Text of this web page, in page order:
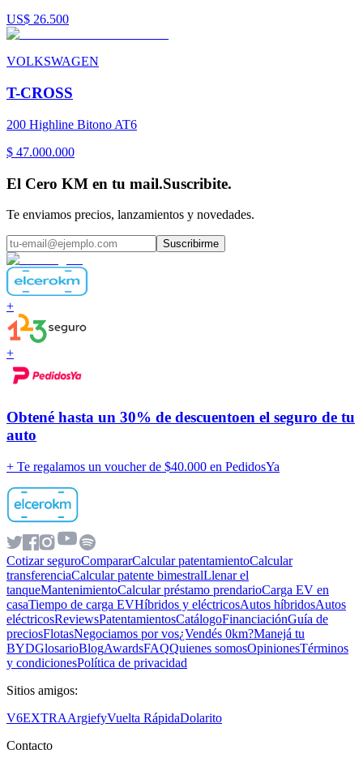
US$ 26.500
VOLKSWAGEN
T-CROSS
200 Highline Bitono AT6
$ 47.000.000
El Cero KM en tu mail.Suscribite.
Te enviamos precios, lanzamientos y novedades.
Suscribirme
+
+
Obtené hasta un 30% de descuentoen el seguro de tu
auto
+ Te regalamos un voucher de $40.000 en PedidosYa
Cotizar seguroCompararCalcular patentamientoCalcular
transferenciaCalcular patente bimestralLlenar el
tanqueMantenimientoCalcular préstamo prendarioCarga EV en
casaTiempo de carga EVHíbridos y eléctricosAutos híbridosAutos
eléctricosReviewsPatentamientosCatálogoFinanciaciónGuía de
preciosFlotasNegociamos por vos¿Vendés 0km?Manejá tu
BYDGlosarioBlogAwardsFAQQuienes somosOpinionesTérminos
y condicionesPolítica de privacidad
Sitios amigos:
V6EXTRAArgiefyVuelta RápidaDolarito
Contacto